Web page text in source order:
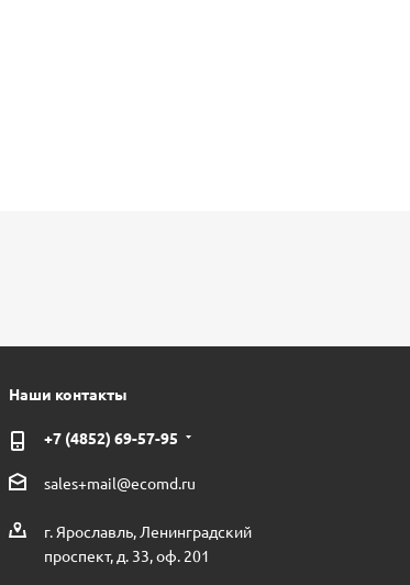
Наши контакты
+7 (4852) 69-57-95
sales+mail@ecomd.ru
г. Ярославль, Ленинградский
проспект, д. 33, оф. 201